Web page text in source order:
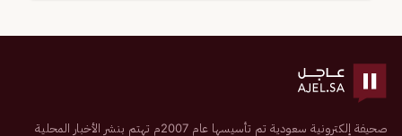
صحيفة إلكترونية سعودية تم تأسيسها عام 2007م تهتم بنشر الأخبار المحلية